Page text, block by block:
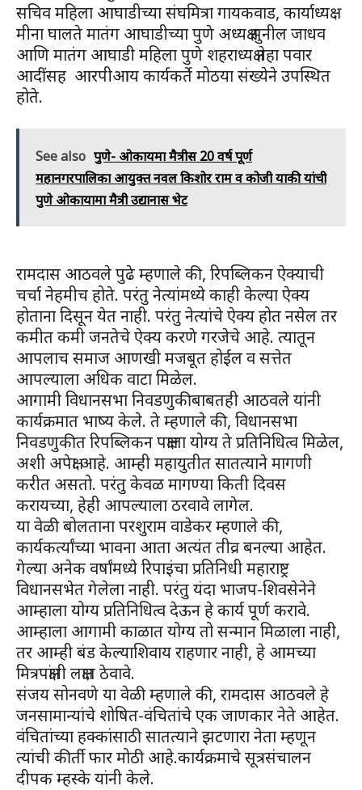
सचिव महिला आघाडीच्या संघमित्रा गायकवाड, कार्याध्यक्ष
मीना घालते मातंग आघाडीच्या पुणे अध्यक्ष सुनील जाधव
आणि मातंग आघाडी महिला पुणे शहराध्यक्ष नेहा पवार
आदींसह आरपीआय कार्यकर्ते मोठया संख्येने उपस्थित
होते.
See also पुणे- ओकायमा मैत्रीस 20 वर्ष पूर्ण
महानगरपालिका आयुक्त नवल किशोर राम व कोजी याकी यांची
पुणे ओकायामा मैत्री उद्यानास भेट
रामदास आठवले पुढे म्हणाले की, रिपब्लिकन ऐक्याची
चर्चा नेहमीच होते. परंतु नेत्यांमध्ये काही केल्या ऐक्य
होताना दिसून येत नाही. परंतु नेत्यांचे ऐक्य होत नसेल तर
कमीत कमी जनतेचे ऐक्य करणे गरजेचे आहे. त्यातून
आपलाच समाज आणखी मजबूत होईल व सत्तेत
आपल्याला अधिक वाटा मिळेल.
आगामी विधानसभा निवडणुकीबाबतही आठवले यांनी
कार्यक्रमात भाष्य केले. ते म्हणाले की, विधानसभा
निवडणुकीत रिपब्लिकन पक्षाला योग्य ते प्रतिनिधित्व मिळेल,
अशी अपेक्षा आहे. आम्ही महायुतीत सातत्याने मागणी
करीत असतो. परंतु केवळ मागण्या किती दिवस
करायच्या, हेही आपल्याला ठरवावे लागेल.
या वेळी बोलताना परशुराम वाडेकर म्हणाले की,
कार्यकर्त्यांच्या भावना आता अत्यंत तीव्र बनल्या आहेत.
गेल्या अनेक वर्षांमध्ये रिपाइंचा प्रतिनिधी महाराष्ट्र
विधानसभेत गेलेला नाही. परंतु यंदा भाजप-शिवसेनेने
आम्हाला योग्य प्रतिनिधित्व देऊन हे कार्य पूर्ण करावे.
आम्हाला आगामी काळात योग्य तो सन्मान मिळाला नाही,
तर आम्ही बंड केल्याशिवाय राहणार नाही, हे आमच्या
मित्रपक्षांनी लक्षात ठेवावे.
संजय सोनवणे या वेळी म्हणाले की, रामदास आठवले हे
जनसामान्यांचे शोषित-वंचितांचे एक जाणकार नेते आहेत.
वंचितांच्या हक्कांसाठी सातत्याने झटणारा नेता म्हणून
त्यांची कीर्ती फार मोठी आहे.कार्यक्रमाचे सूत्रसंचालन
दीपक म्हस्के यांनी केले.